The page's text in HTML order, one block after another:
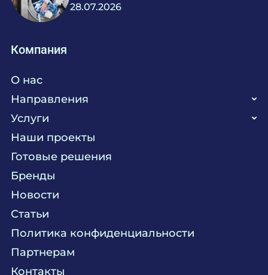
28.07.2026
Компания
О нас
Направления
Кухня
Прачечная
Текстиль
Химия
Мебель
Комплексное оснащение
Услуги
Поставка аксессуаров и запасных частей
Сервисное обслуживание
Консалтинг
Технологическое проектирование
Продажа оборудования
Монтажные и пусконаладочные работы
Наши проекты
Готовые решения
Бренды
Новости
Статьи
Политика конфиденциальности
Партнерам
Контакты